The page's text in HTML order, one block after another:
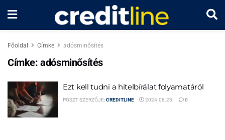
Főoldal Címke adósminősítés
Címke:adósminősítés
Ezt kell tudni a hitelbírálat folyamatáról
POSZT SZERZŐJE:CREDITLINE 2024.08.23. 0